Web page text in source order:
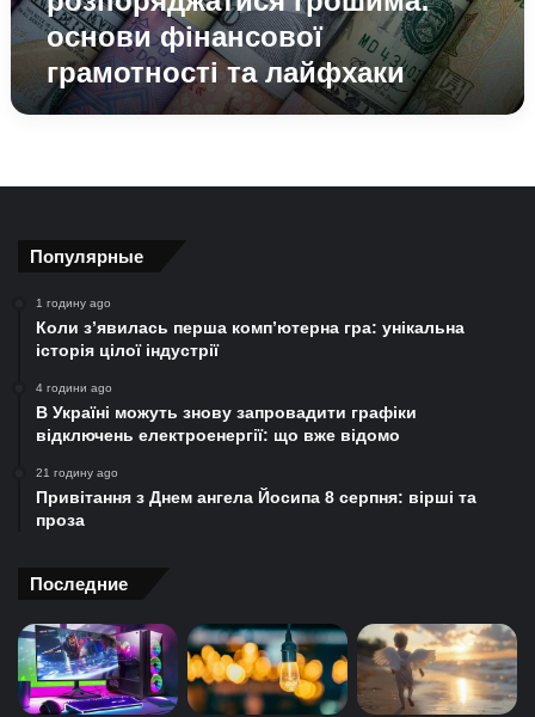
основи фінансової
грамотності та лайфхаки
Популярные
1 годину ago
Коли з’явилась перша комп’ютерна гра: унікальна
історія цілої індустрії
4 години ago
В Україні можуть знову запровадити графіки
відключень електроенергії: що вже відомо
21 годину ago
Привітання з Днем ангела Йосипа 8 серпня: вірші та
проза
Последние